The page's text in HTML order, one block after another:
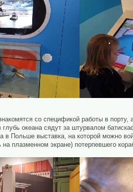
со спецификой работы в
океана сядут за штурвалом
в Польше выставка, на которой можно
на плазменном экране) потерпевшего